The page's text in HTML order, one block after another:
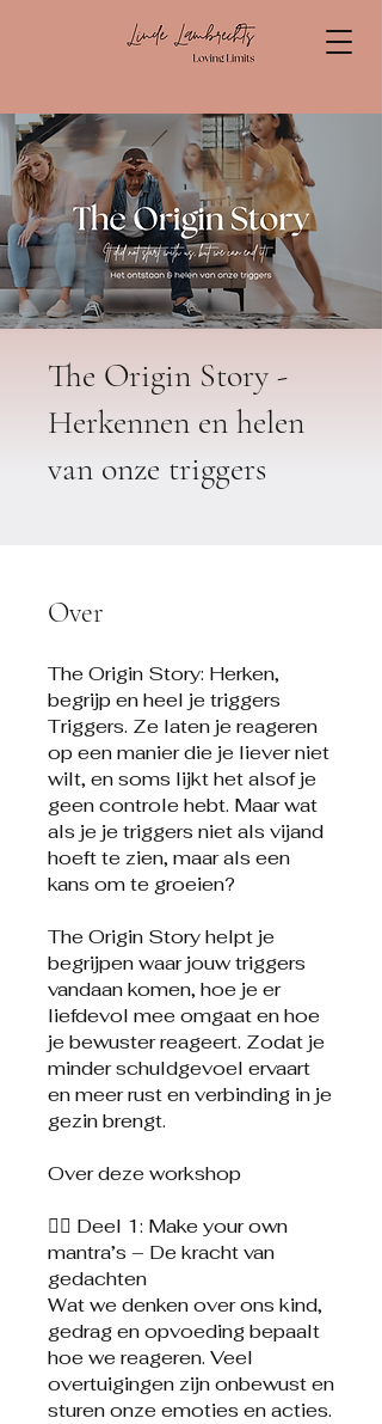
The Origin Story -
Herkennen en helen
van onze triggers
Over
The Origin Story: Herken,
begrijp en heel je triggers
Triggers. Ze laten je reageren
op een manier die je liever niet
wilt, en soms lijkt het alsof je
geen controle hebt. Maar wat
als je je triggers niet als vijand
hoeft te zien, maar als een
kans om te groeien?
The Origin Story helpt je
begrijpen waar jouw triggers
vandaan komen, hoe je er
liefdevol mee omgaat en hoe
je bewuster reageert. Zodat je
minder schuldgevoel ervaart
en meer rust en verbinding in je
gezin brengt.
Over deze workshop
👉🏼 Deel 1: Make your own
mantra’s – De kracht van
gedachten
Wat we denken over ons kind,
gedrag en opvoeding bepaalt
hoe we reageren. Veel
overtuigingen zijn onbewust en
sturen onze emoties en acties.